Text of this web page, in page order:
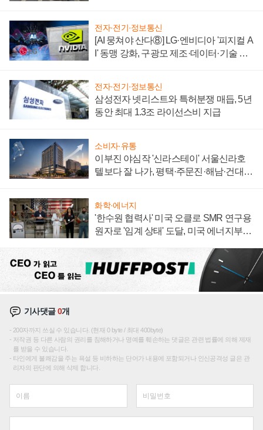
전자·전기·정보통신
[AI 뭉쳐야 산다⑧] LG·엔비디아 '피지컬 A
I' 동맹 강화, 구광모 제조·데이터·기술 결
전자·전기·정보통신
삼성전자 넷리스트와 특허분쟁 매듭, 5년
동안 최대 1.3조 라이선스비 지급
소비자·유통
이부진 야심작 '신라스테이' 서울신라호
텔보다 잘 나가, 평택·주문진·해남·건대로
화학·에너지
'한수원 협력사' 미국 오클로 SMR 연구용
원자로 '임계 상태' 도달, 미국 에너지부
기사댓글0개
200자까지 쓰실 수 있습니다. (현재 0 byte / 최대 400byte)
저작권 등 다른 사람의 권리를 침해하거나 명예를 훼손하는 댓글은 관련 법률에 의해 제재
를 받을 수 있습니다.
타인에게 불쾌감을 주는 욕설 등 비하하는 단어가 내용에 포함되거나 인신공격성 글은 관
리자의 판단에 의해 삭제 합니다.